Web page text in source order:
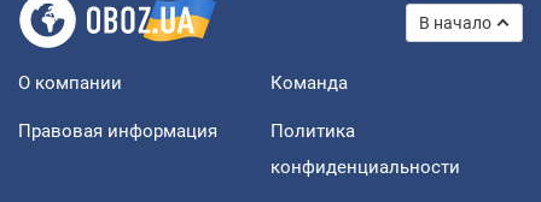
В начало
О компании Команда
Правовая информация
Политика
конфиденциальности